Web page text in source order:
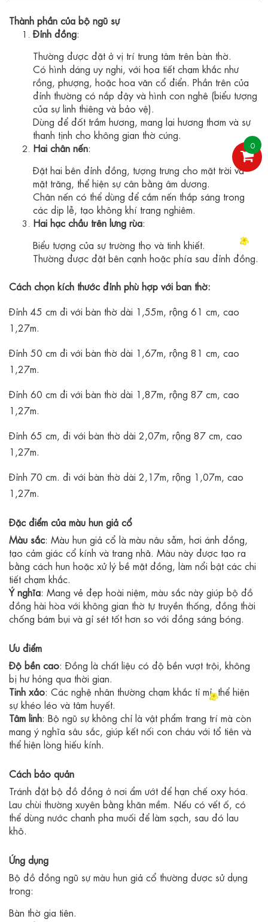
Thành phần của bộ ngũ sự
Đỉnh đồng:
Thường được đặt ở vị trí trung tâm trên bàn thờ.
Có hình dáng uy nghi, với họa tiết chạm khắc như
rồng, phượng, hoặc hoa văn cổ điển. Phần trên của
đỉnh thường có nắp đậy và hình con nghê (biểu tượng
của sự linh thiêng và bảo vệ).
Dùng để đốt trầm hương, mang lại hương thơm và sự
thanh tịnh cho không gian thờ cúng.
Hai chân nến:
Đặt hai bên đỉnh đồng, tượng trưng cho mặt trời và
mặt trăng, thể hiện sự cân bằng âm dương.
Chân nến có thể dùng để cắm nến thắp sáng trong
các dịp lễ, tạo không khí trang nghiêm.
Hai hạc chầu trên lưng rùa:
Biểu tượng của sự trường thọ và tinh khiết.
Thường được đặt bên cạnh hoặc phía sau đỉnh đồng.
Cách chọn kích thước đỉnh phù hợp với ban thờ:
Đỉnh 45 cm đi với bàn thờ dài 1,55m, rộng 61 cm, cao
1,27m.
Đỉnh 50 cm đi với bàn thờ dài 1,67m, rộng 81 cm, cao
1,27m.
Đỉnh 60 cm đi với bàn thờ dài 1,87m, rộng 87 cm, cao
1,27m.
Đỉnh 65 cm, đi với bàn thờ dài 2,07m, rộng 87 cm, cao
1,27m.
Đỉnh 70 cm. đi với bàn thờ dài 2,17m, rộng 1,07m, cao
1,27m.
Đặc điểm của màu hun giả cổ
Màu sắc: Màu hun giả cổ là màu nâu sẫm, hơi ánh đồng,
tạo cảm giác cổ kính và trang nhã. Màu này được tạo ra
bằng cách hun hoặc xử lý bề mặt đồng, làm nổi bật các chi
tiết chạm khắc.
Ý nghĩa: Mang vẻ đẹp hoài niệm, màu sắc này giúp bộ đồ
đồng hài hòa với không gian thờ tự truyền thống, đồng thời
chống bám bụi và gỉ sét tốt hơn so với đồng sáng bóng.
Ưu điểm
Độ bền cao: Đồng là chất liệu có độ bền vượt trội, không
bị hư hỏng qua thời gian.
Tinh xảo: Các nghệ nhân thường chạm khắc tỉ mỉ, thể hiện
sự khéo léo và tâm huyết.
Tâm linh: Bộ ngũ sự không chỉ là vật phẩm trang trí mà còn
mang ý nghĩa sâu sắc, giúp kết nối con cháu với tổ tiên và
thể hiện lòng hiếu kính.
Cách bảo quản
Tránh đặt bộ đồ đồng ở nơi ẩm ướt để hạn chế oxy hóa.
Lau chùi thường xuyên bằng khăn mềm. Nếu có vết ố, có
thể dùng nước chanh pha muối để làm sạch, sau đó lau
khô.
Ứng dụng
Bộ đồ đồng ngũ sự màu hun giả cổ thường được sử dụng
trong:
Bàn thờ gia tiên.
0